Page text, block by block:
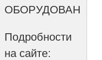
ОБОРУДОВАНИЯ.
Подробности
на сайте: